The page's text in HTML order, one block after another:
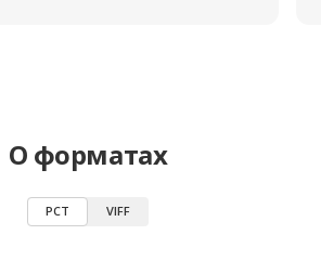
О форматах
PCT VIFF